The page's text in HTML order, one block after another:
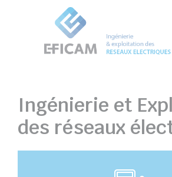
Ingénierie et
des réseaux